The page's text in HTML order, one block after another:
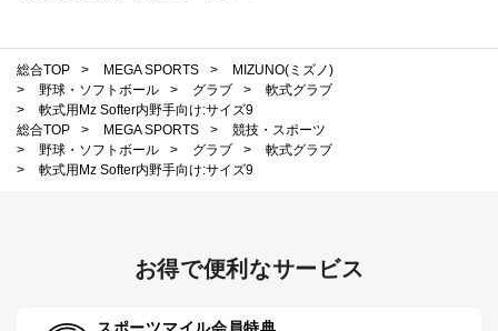
総合TOP > MEGA SPORTS >
MIZUNO(ミズノ)
>
野球・ソフトボール > グラブ >
軟式グラブ
>
軟式用Mz Softer内野手向け:サイズ9
総合TOP
> MEGA SPORTS >
競技・スポーツ
>
野球・ソフトボール > グラブ >
軟式グラブ
>
軟式用Mz Softer内野手向け:サイズ9
お得で便利なサービス
スポーツマイル会員特典